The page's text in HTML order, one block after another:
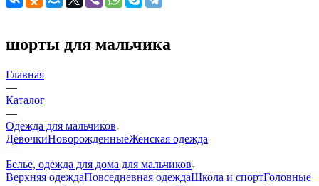
шорты для мальчика
Главная
—
Каталог
—
Одежда для мальчиков
ДевочкиНоворожденныеЖенская одежда
—
Белье, одежда для дома для мальчиков
Верхняя одеждаПовседневная одеждаШкола и спортГоловные